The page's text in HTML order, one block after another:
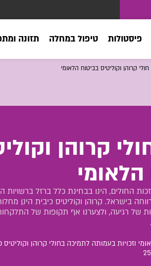
פיסטולות טיפול במחלה תזונה
חולי קרוהן וקוליטיס בביטוח הלאומי
קרוהן
החולים, הינו בבחינת כלל ברזל ברשויות
בישראל. קרוהן וקוליטיס כיבית הינן
של רגיעה, ולצערנו אף תקופות של
וזכויות בעמותה לתמיכה בחולי קרוהן וקוליטיס